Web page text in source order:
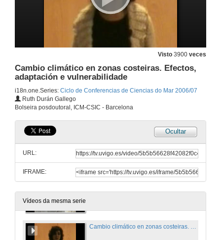
Visto 3900 veces
Cambio climático en zonas costeiras. Efectos,
adaptación e vulnerabilidade
i18n.one.Series: Ciclo de Conferencias de Ciencias do Mar 2006/07
Ruth Durán Gallego
Bolseira posdoutoral, ICM-CSIC - Barcelona
Ocultar
URL:
IFRAME:
Vídeos da mesma serie
Títulos Náuticos profesionais e de recreo
30 de nov. de 2006
Creación, funcións e importancia dun colexio oficial. OCOAMB
14 de dec. de 2006
A estación de ciencias mariñas de Toralla
1 de mar. de 2007
Evidencias do cambio climático en Galicia
8 de mar. de 2007
Teledetección e Cambio Climático